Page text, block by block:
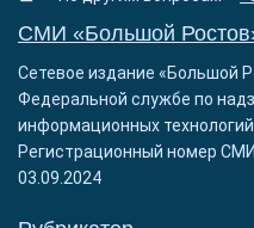
СМИ «Большой
Сетевое издание «Большой
Федеральной службе по
информационных
Регистрационный номер
03.09.2024